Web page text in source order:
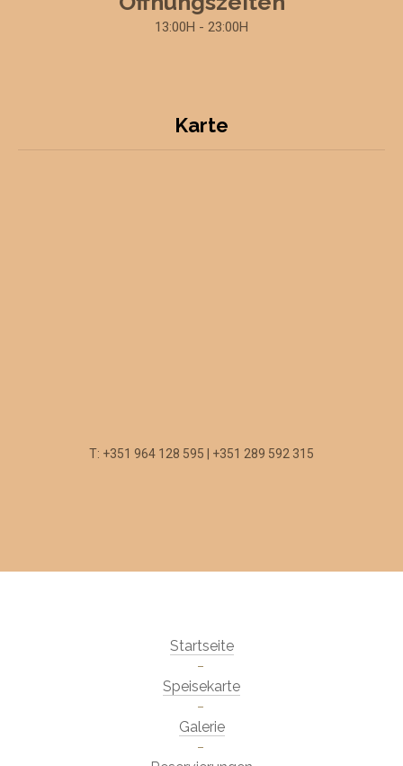
13:00H - 23:00H
Karte
T: +351 964 128 595 | +351 289 592 315
Startseite
Speisekarte
Galerie